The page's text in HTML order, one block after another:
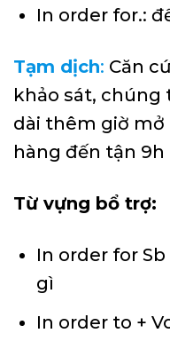
In order for.:
Tạm dịch: Căn
khảo sát, chúng
dài thêm giờ mở
hàng đến tận 9h
Từ vựng bổ trợ:
In order for
gì
In order to +